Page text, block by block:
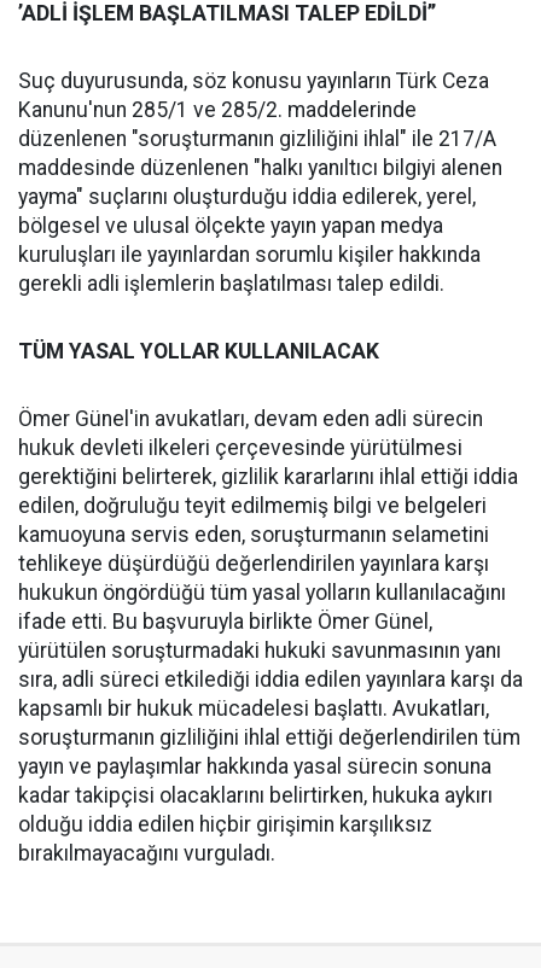
’ADLİ İŞLEM BAŞLATILMASI TALEP EDİLDİ’’
Suç duyurusunda, söz konusu yayınların Türk Ceza
Kanunu'nun 285/1 ve 285/2. maddelerinde
düzenlenen "soruşturmanın gizliliğini ihlal" ile 217/A
maddesinde düzenlenen "halkı yanıltıcı bilgiyi alenen
yayma" suçlarını oluşturduğu iddia edilerek, yerel,
bölgesel ve ulusal ölçekte yayın yapan medya
kuruluşları ile yayınlardan sorumlu kişiler hakkında
gerekli adli işlemlerin başlatılması talep edildi.
TÜM YASAL YOLLAR KULLANILACAK
Ömer Günel'in avukatları, devam eden adli sürecin
hukuk devleti ilkeleri çerçevesinde yürütülmesi
gerektiğini belirterek, gizlilik kararlarını ihlal ettiği iddia
edilen, doğruluğu teyit edilmemiş bilgi ve belgeleri
kamuoyuna servis eden, soruşturmanın selametini
tehlikeye düşürdüğü değerlendirilen yayınlara karşı
hukukun öngördüğü tüm yasal yolların kullanılacağını
ifade etti. Bu başvuruyla birlikte Ömer Günel,
yürütülen soruşturmadaki hukuki savunmasının yanı
sıra, adli süreci etkilediği iddia edilen yayınlara karşı da
kapsamlı bir hukuk mücadelesi başlattı. Avukatları,
soruşturmanın gizliliğini ihlal ettiği değerlendirilen tüm
yayın ve paylaşımlar hakkında yasal sürecin sonuna
kadar takipçisi olacaklarını belirtirken, hukuka aykırı
olduğu iddia edilen hiçbir girişimin karşılıksız
bırakılmayacağını vurguladı.